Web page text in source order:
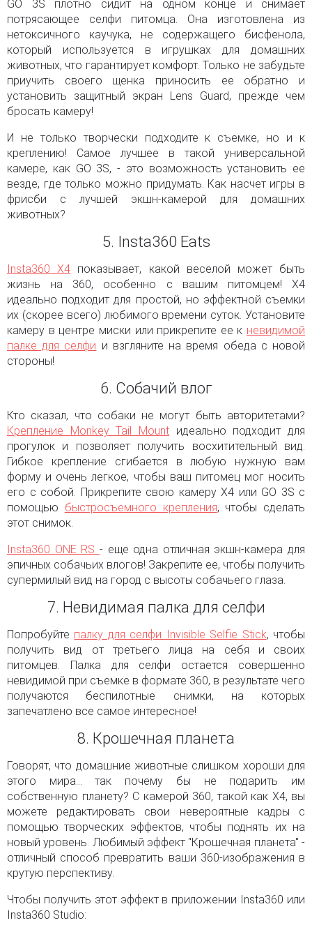
GO 3S плотно сидит на одном конце и снимает
потрясающее селфи питомца. Она изготовлена из
нетоксичного каучука, не содержащего бисфенола,
который используется в игрушках для домашних
животных, что гарантирует комфорт. Только не забудьте
приучить своего щенка приносить ее обратно и
установить защитный экран Lens Guard, прежде чем
бросать камеру!
И не только творчески подходите к съемке, но и к
креплению! Самое лучшее в такой универсальной
камере, как GO 3S, - это возможность установить ее
везде, где только можно придумать. Как насчет игры в
фрисби с лучшей экшн-камерой для домашних
животных?
5. Insta360 Eats
Insta360 X4 показывает, какой веселой может быть
жизнь на 360, особенно с вашим питомцем! X4
идеально подходит для простой, но эффектной съемки
их (скорее всего) любимого времени суток. Установите
камеру в центре миски или прикрепите ее к невидимой
палке для селфи и взгляните на время обеда с новой
стороны!
6. Собачий влог
Кто сказал, что собаки не могут быть авторитетами?
Крепление Monkey Tail Mount идеально подходит для
прогулок и позволяет получить восхитительный вид.
Гибкое крепление сгибается в любую нужную вам
форму и очень легкое, чтобы ваш питомец мог носить
его с собой. Прикрепите свою камеру X4 или GO 3S с
помощью быстросъемного крепления, чтобы сделать
этот снимок.
Insta360 ONE RS - еще одна отличная экшн-камера для
эпичных собачьих влогов! Закрепите ее, чтобы получить
супермилый вид на город с высоты собачьего глаза.
7. Невидимая палка для селфи
Попробуйте палку для селфи Invisible Selfie Stick, чтобы
получить вид от третьего лица на себя и своих
питомцев. Палка для селфи остается совершенно
невидимой при съемке в формате 360, в результате чего
получаются беспилотные снимки, на которых
запечатлено все самое интересное!
8. Крошечная планета
Говорят, что домашние животные слишком хороши для
этого мира... так почему бы не подарить им
собственную планету? С камерой 360, такой как X4, вы
можете редактировать свои невероятные кадры с
помощью творческих эффектов, чтобы поднять их на
новый уровень. Любимый эффект "Крошечная планета" -
отличный способ превратить ваши 360-изображения в
крутую перспективу.
Чтобы получить этот эффект в приложении Insta360 или
Insta360 Studio: